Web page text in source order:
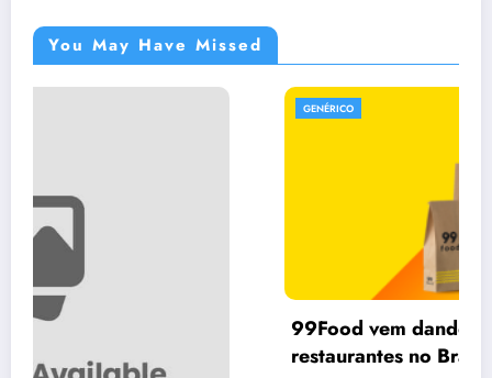
You May Have Missed
99Food vem dando calote em vários
restaurantes no Brasil